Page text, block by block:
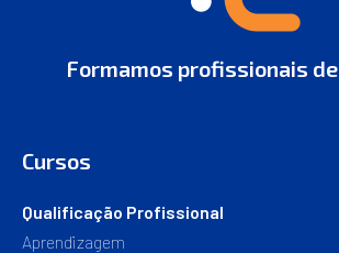
Formamos profissionais de
Cursos
Qualificação Profissional
Aprendizagem